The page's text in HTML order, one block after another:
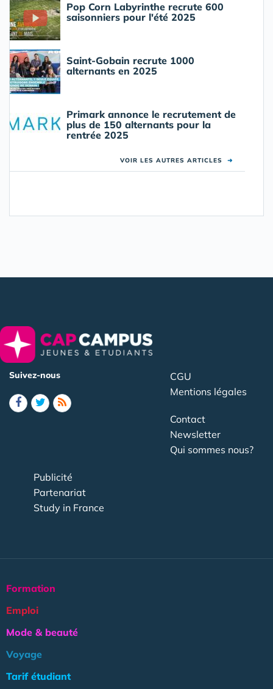
Pop Corn Labyrinthe recrute 600
saisonniers pour l'été 2025
Saint-Gobain recrute 1000
alternants en 2025
Primark annonce le recrutement de
plus de 150 alternants pour la
rentrée 2025
VOIR LES AUTRES ARTICLES ➜
Suivez-nous
CGU
Mentions légales
Contact
Newsletter
Qui sommes nous?
Publicité
Partenariat
Study in France
Formation
Emploi
Mode & beauté
Voyage
Tarif étudiant